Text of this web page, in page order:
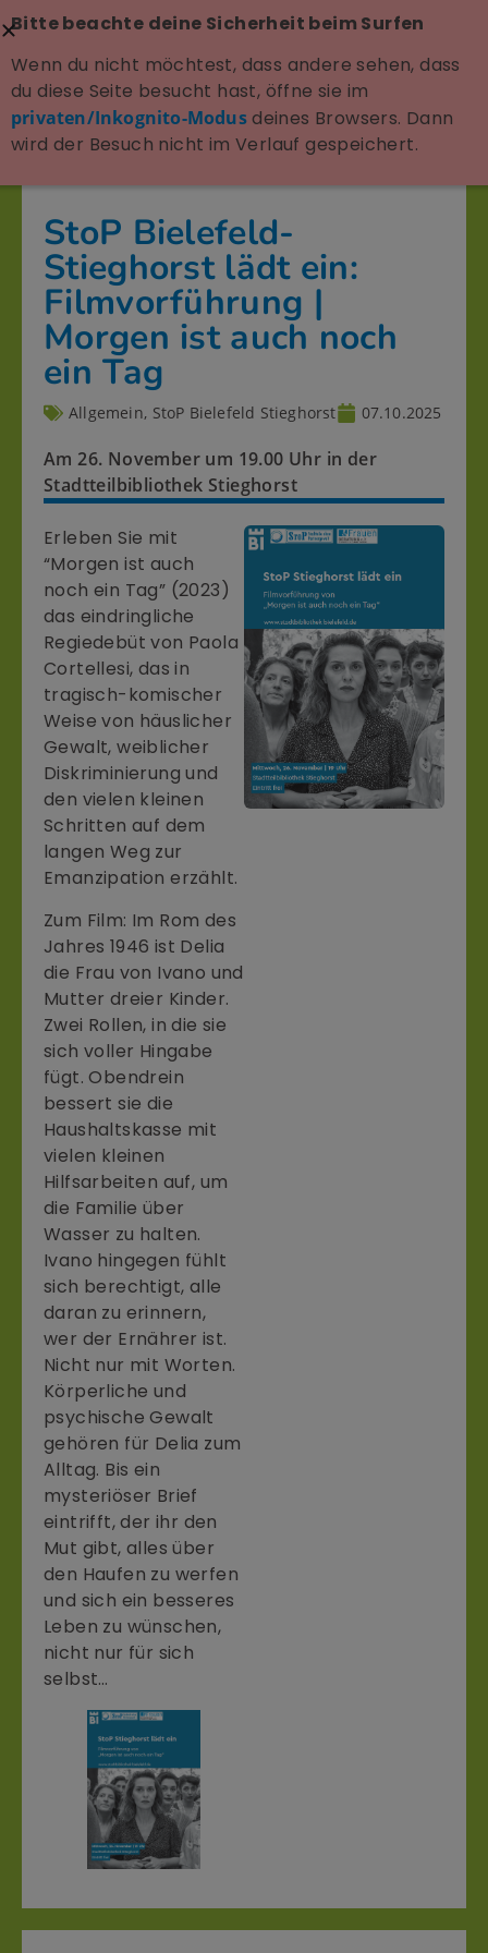
StoP Bielefeld-
Stieghorst lädt ein:
Filmvorführung |
Morgen ist auch noch
ein Tag
Allgemein, StoP Bielefeld Stieghorst 07.10.2025
Am 26. November um 19.00 Uhr in der
Stadtteilbibliothek Stieghorst
Erleben Sie mit
“Morgen ist auch
noch ein Tag” (2023)
das eindringliche
Regiedebüt von Paola
Cortellesi, das in
tragisch-komischer
Weise von häuslicher
Gewalt, weiblicher
Diskriminierung und
den vielen kleinen
Schritten auf dem
langen Weg zur
Emanzipation erzählt.
Zum Film: Im Rom des
Jahres 1946 ist Delia
die Frau von Ivano und
Mutter dreier Kinder.
Zwei Rollen, in die sie
sich voller Hingabe
fügt. Obendrein
bessert sie die
Haushaltskasse mit
vielen kleinen
Hilfsarbeiten auf, um
die Familie über
Wasser zu halten.
Ivano hingegen fühlt
sich berechtigt, alle
daran zu erinnern,
wer der Ernährer ist.
Nicht nur mit Worten.
Körperliche und
psychische Gewalt
gehören für Delia zum
Alltag. Bis ein
mysteriöser Brief
eintrifft, der ihr den
Mut gibt, alles über
den Haufen zu werfen
und sich ein besseres
Leben zu wünschen,
nicht nur für sich
selbst…
Bitte beachte deine Sicherheit beim Surfen
Wenn du nicht möchtest, dass andere sehen, dass
du diese Seite besucht hast, öffne sie im
privaten/Inkognito-Modusdeines Browsers. Dann
wird der Besuch nicht im Verlauf gespeichert.